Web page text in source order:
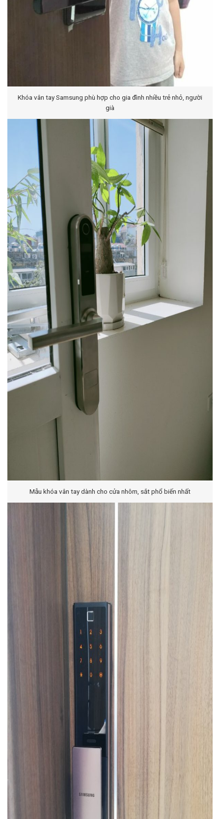
Khóa vân tay Samsung phù hợp cho gia đình nhiều trẻ nhỏ, người
già
Mẫu khóa vân tay dành cho cửa nhôm, sắt phổ biến nhất